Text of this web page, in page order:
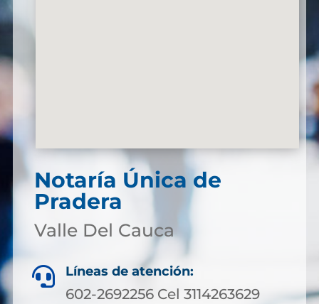
Notaría Única de
Pradera
Valle Del Cauca
 Líneas de atención:
602-2692256 Cel 3114263629